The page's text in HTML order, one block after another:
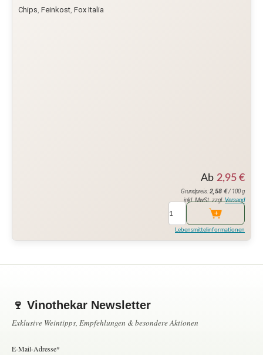
Chips, Feinkost, Fox Italia
Ab 2,95 €
Grundpreis:2,58 €/ 100 g
inkl. MwSt. zzgl. Versand
Lebensmittelinformationen
🍷 Vinothekar Newsletter
Exklusive Weintipps, Empfehlungen & besondere Aktionen
E-Mail-Adresse*